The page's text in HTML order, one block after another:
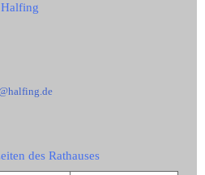
des Rathauses